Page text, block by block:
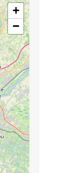
+
−